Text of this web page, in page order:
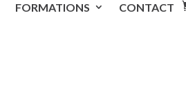
FORMATIONS CONTACT